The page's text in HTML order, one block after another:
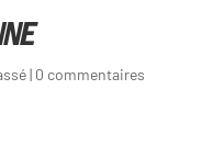
| 0 commentaires